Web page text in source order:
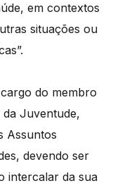
em contextos
situações ou
do membro
Juventude,
Assuntos
devendo ser
intercalar da sua